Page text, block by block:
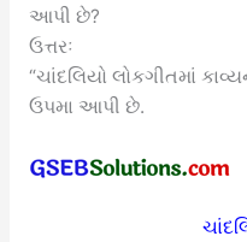
આપી છે?
ઉત્તરઃ
“ચાંદલિયો લોકગીતમાં
ઉપમા આપી છે.